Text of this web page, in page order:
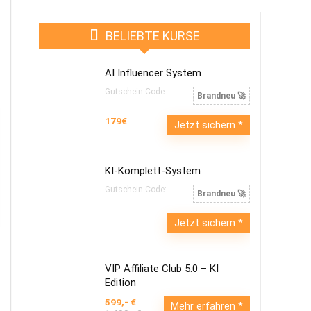
BELIEBTE KURSE
AI Influencer System
Gutschein Code: Brandneu 🚀
179€ Jetzt sichern
KI-Komplett-System
Gutschein Code: Brandneu 🚀
Jetzt sichern
VIP Affiliate Club 5.0 – KI
Edition
599,- €
Mehr erfahren